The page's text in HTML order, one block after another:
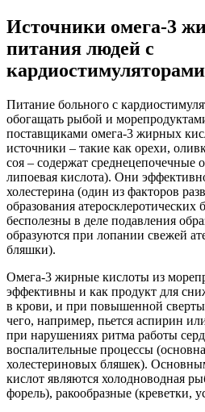
Источники омега-3
питания людей с
кардиостимуляторами
Питание больного с
обогащать рыбой и
поставщиками омега-3 жирных
источники – такие как орехи,
соя – содержат среднецепочечные
липоевая кислота). Они
холестерина (один из факторов
образования атеросклеротических
бесполезны в деле подавления
образуются при лопании свежей
бляшки).
Омега-3 жирные кислоты из
эффективны и как продукт для
в крови, и при повышенной
чего, например, пьется аспирин
при нарушениях ритма работы
воспалительные процессы
холестериновых бляшек).
кислот являются холодноводная
форель), ракообразные (креветки,